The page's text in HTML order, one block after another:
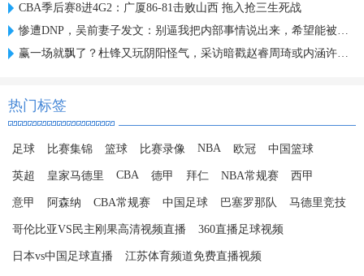
CBA季后赛8进4G2：广厦86-81击败山西 拖入抢三生死战
惨遭DNP，吴前妻子发文：别逼我把内部事情说出来，希望能被尊重
赢一场就飘了？杜锋又玩阴阳怪气，采访暗戳赵睿周琦或内涵许利民
热门标签
足球 比赛集锦 篮球 比赛录像 NBA 欧冠 中国篮球
英超 皇家马德里 CBA 德甲 拜仁 NBA常规赛 西甲
意甲 阿森纳 CBA常规赛 中国足球 巴塞罗那队 马德里竞技
哥伦比亚VS民主刚果高清视频直播 360直播足球视频
日本vs中国足球直播 江苏体育频道免费直播视频